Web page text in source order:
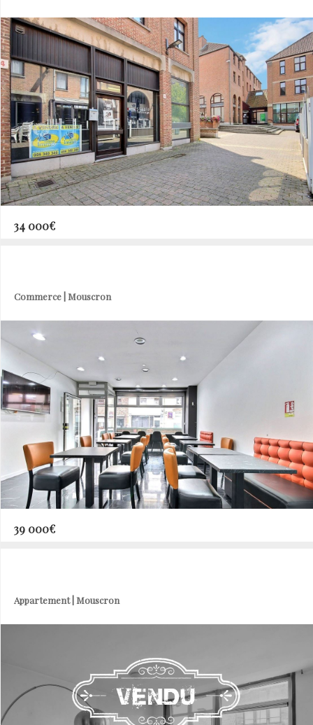
34 000€
Commerce | Mouscron
39 000€
Appartement | Mouscron